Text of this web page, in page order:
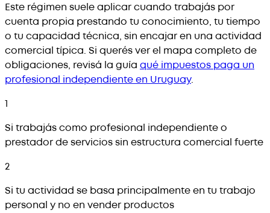
Este régimen suele aplicar cuando trabajás por
cuenta propia prestando tu conocimiento, tu tiempo
o tu capacidad técnica, sin encajar en una actividad
comercial típica. Si querés ver el mapa completo de
obligaciones, revisá la guía qué impuestos paga un
profesional independiente en Uruguay.
1
Si trabajás como profesional independiente o
prestador de servicios sin estructura comercial fuerte
2
Si tu actividad se basa principalmente en tu trabajo
personal y no en vender productos